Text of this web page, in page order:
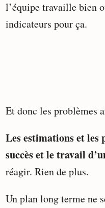
l’équipe travaille bien
indicateurs pour ça.
Et donc les problèmes
Les estimations et les
succès et le travail
réagir. Rien de plus.
Un plan long terme ne